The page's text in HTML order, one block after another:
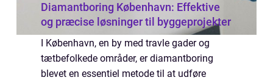
Diamantboring København: Effektive
og præcise løsninger til byggeprojekter
I København, en by med travle gader og
tætbefolkede områder, er diamantboring
blevet en essentiel metode til at udføre